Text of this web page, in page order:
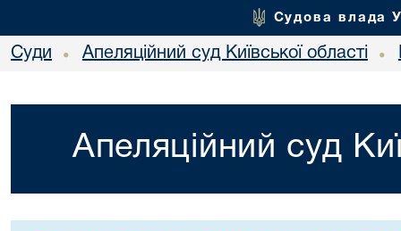
Судова влада
Суди • Апеляційний суд Київської області •
Апеляційний суд